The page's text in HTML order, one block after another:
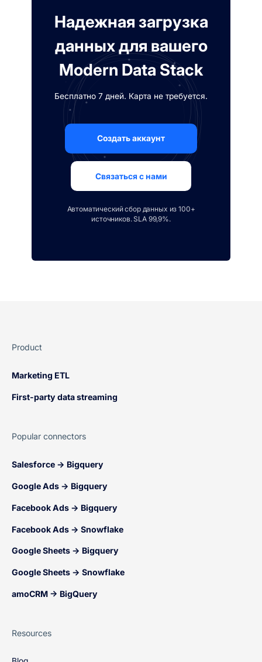
Надежная загрузка
данных для вашего
Modern Data Stack
Бесплатно 7 дней. Карта не требуется.
Создать аккаунт
Связаться с нами
Автоматический сбор данных из 100+
источников. SLA 99,9%.
Product
Marketing ETL
First-party data streaming
Popular connectors
Salesforce → Bigquery
Google Ads → Bigquery
Facebook Ads → Bigquery
Facebook Ads → Snowflake
Google Sheets → Bigquery
Google Sheets → Snowflake
amoCRM → BigQuery
Resources